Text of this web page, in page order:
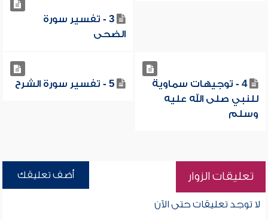
3 - تفسير سورة
الضحى
4 - توجيهات سماوية
للنبي صلى الله عليه
وسلم
5 - تفسير سورة الشرح
تعليقات الزوار أضف تعليقك
لا توجد تعليقات حتى الآن